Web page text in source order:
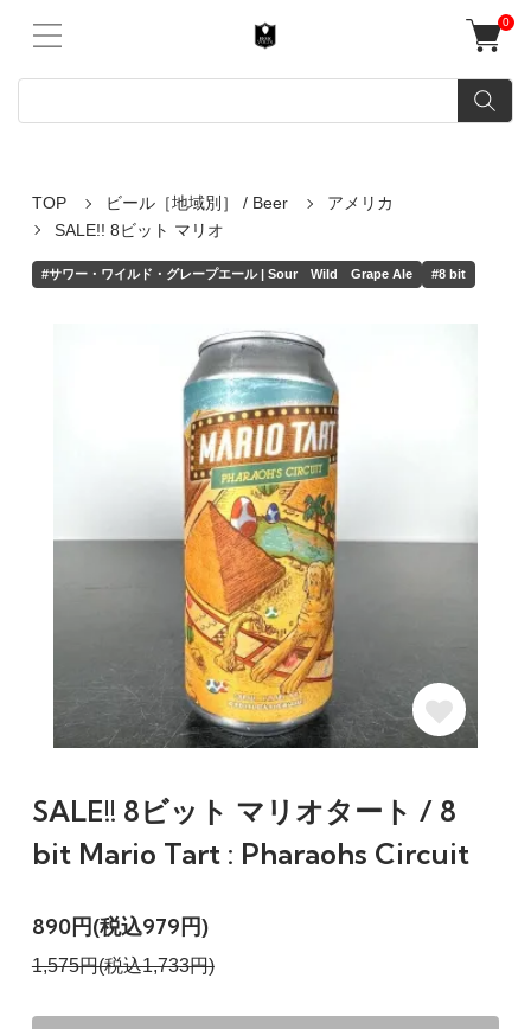
0
TOP ビール［地域別］ / Beer
アメリカ
SALE!! 8ビット マリオ
#サワー・ワイルド・グレープエール | Sour Wild Grape Ale #8 bit
SALE!! 8ビット マリオタート / 8
bit Mario Tart : Pharaohs Circuit
890円(税込979円)
1,575円(税込1,733円)